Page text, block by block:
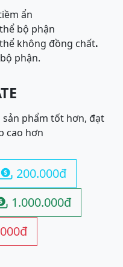
ẩn
bộ phận
không đồng chất.
phận.
phẩm tốt hơn, đạt
cao hơn
200.000đ
1.000.000đ